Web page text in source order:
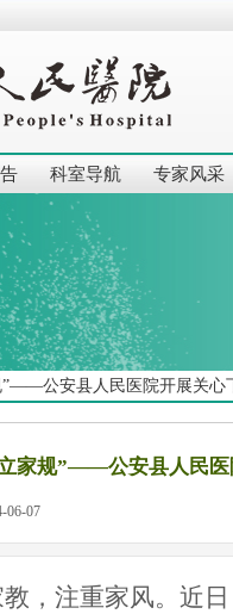
科室导航 专家风采
”——公安县人民医院开展关心
家规”——公安县人民医
06-07
，注重家风。 近